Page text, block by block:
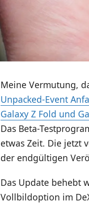
Meine Vermutung,
Unpacked-Event
Galaxy Z Fold und
Das Beta-
etwas Zeit. Die jetzt
der endgültigen
Das Update behebt
Vollbildoption im